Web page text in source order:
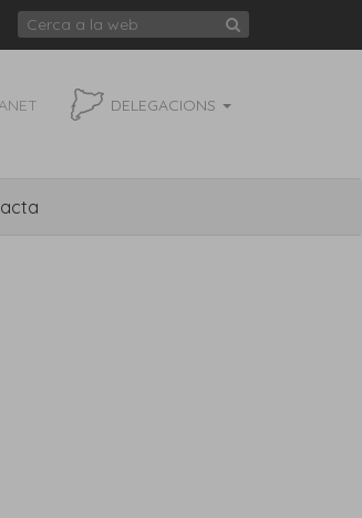
DELEGACIONS